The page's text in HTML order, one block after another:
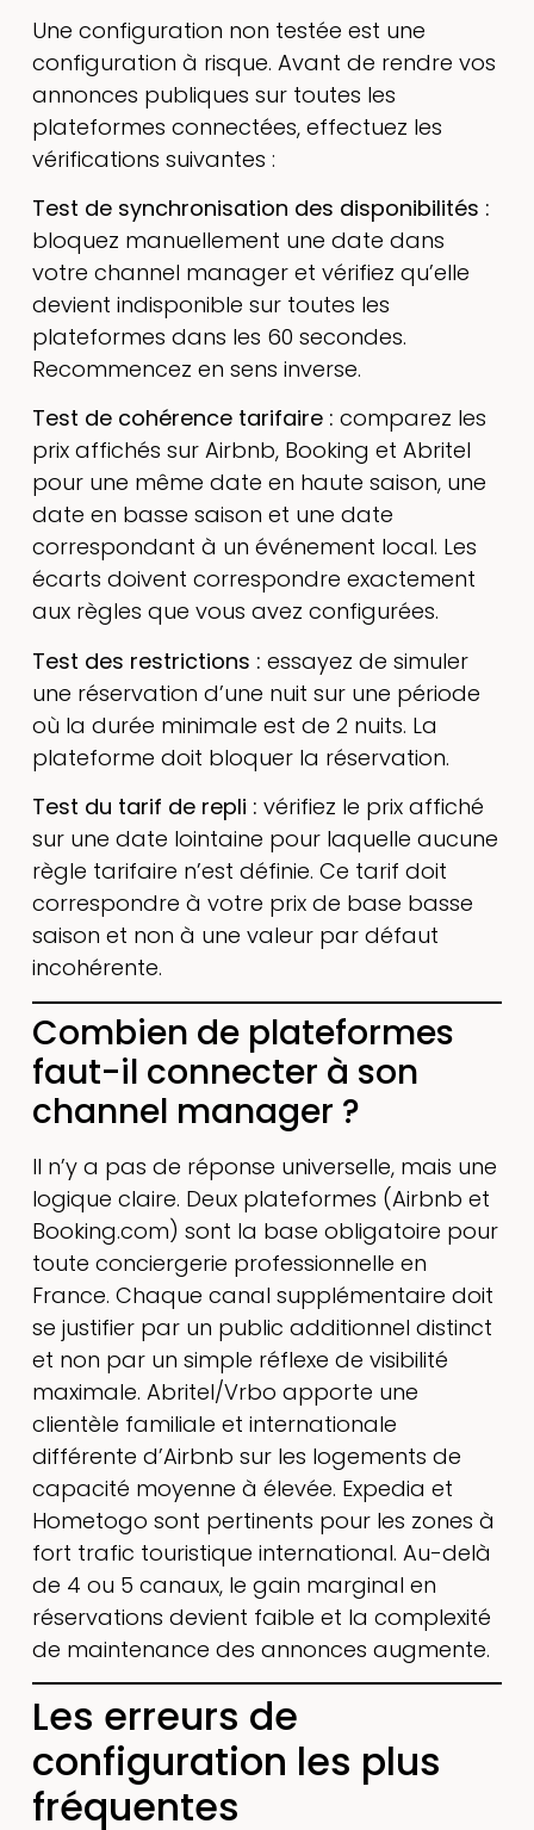
Une configuration non testée est une
configuration à risque. Avant de rendre vos
annonces publiques sur toutes les
plateformes connectées, effectuez les
vérifications suivantes :
Test de synchronisation des disponibilités :
bloquez manuellement une date dans
votre channel manager et vérifiez qu’elle
devient indisponible sur toutes les
plateformes dans les 60 secondes.
Recommencez en sens inverse.
Test de cohérence tarifaire : comparez les
prix affichés sur Airbnb, Booking et Abritel
pour une même date en haute saison, une
date en basse saison et une date
correspondant à un événement local. Les
écarts doivent correspondre exactement
aux règles que vous avez configurées.
Test des restrictions : essayez de simuler
une réservation d’une nuit sur une période
où la durée minimale est de 2 nuits. La
plateforme doit bloquer la réservation.
Test du tarif de repli : vérifiez le prix affiché
sur une date lointaine pour laquelle aucune
règle tarifaire n’est définie. Ce tarif doit
correspondre à votre prix de base basse
saison et non à une valeur par défaut
incohérente.
Combien de plateformes
faut-il connecter à son
channel manager ?
Il n’y a pas de réponse universelle, mais une
logique claire. Deux plateformes (Airbnb et
Booking.com) sont la base obligatoire pour
toute conciergerie professionnelle en
France. Chaque canal supplémentaire doit
se justifier par un public additionnel distinct
et non par un simple réflexe de visibilité
maximale. Abritel/Vrbo apporte une
clientèle familiale et internationale
différente d’Airbnb sur les logements de
capacité moyenne à élevée. Expedia et
Hometogo sont pertinents pour les zones à
fort trafic touristique international. Au-delà
de 4 ou 5 canaux, le gain marginal en
réservations devient faible et la complexité
de maintenance des annonces augmente.
Les erreurs de
configuration les plus
fréquentes